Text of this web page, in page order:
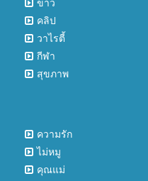
ข่าว
คลิป
วาไรตี้
กีฬา
สุขภาพ
ความรัก
ไม่หมู
คุณแม่